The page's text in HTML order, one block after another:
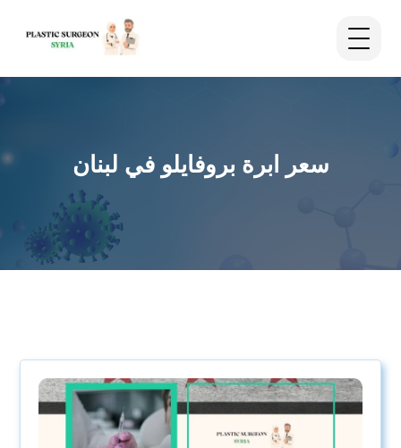
سعر ابرة بروفايلو في لبنان